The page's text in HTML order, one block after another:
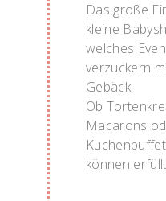
Das große
kleine
welches
verzuckern
Gebäck.
Ob
Macarons
können